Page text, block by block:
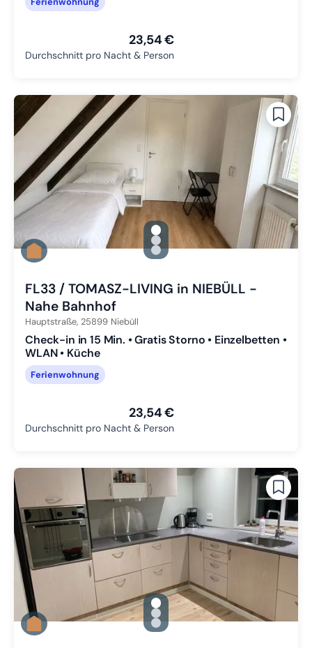
23,54 €
Durchschnitt pro Nacht & Person
gallery.slide_selector
Zu Slide 1 wechseln
Zu Slide 2 wechseln
Zu Slide 3 wechseln
FL33 / TOMASZ-LIVING in NIEBÜLL -
Nahe Bahnhof
Hauptstraße, 25899 Niebüll
Check-in in 15 Min. • Gratis Storno • Einzelbetten •
WLAN • Küche
Ferienwohnung
23,54 €
Durchschnitt pro Nacht & Person
gallery.slide_selector
Zu Slide 1 wechseln
Zu Slide 2 wechseln
Zu Slide 3 wechseln